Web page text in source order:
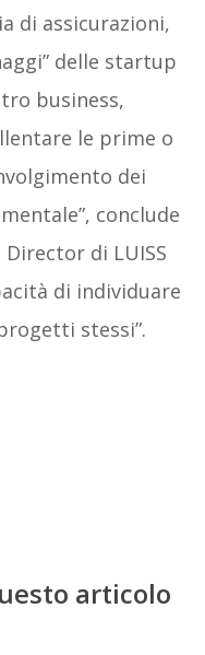
di assicurazioni,
delle startup
business,
le prime o
dei
conclude
di LUISS
di individuare
stessi”.
articolo